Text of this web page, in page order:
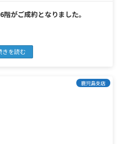
がご成約となりました。
きを読む
鹿児島支店